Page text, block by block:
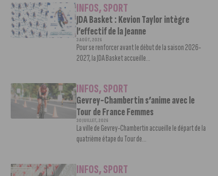
INFOS,SPORT
JDA Basket : Kevion Taylor intègre
l’effectif de la Jeanne
3 AOÛT, 2026
Pour se renforcer avant le début de la saison 2026-
2027, la JDA Basket accueille...
INFOS,SPORT
Gevrey-Chambertin s’anime avec le
Tour de France Femmes
30 JUILLET, 2026
La ville de Gevrey-Chambertin accueille le départ de la
quatrième étape du Tour de...
INFOS,SPORT